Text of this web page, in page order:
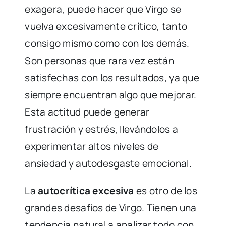
exagera, puede hacer que Virgo se
vuelva excesivamente crítico, tanto
consigo mismo como con los demás.
Son personas que rara vez están
satisfechas con los resultados, ya que
siempre encuentran algo que mejorar.
Esta actitud puede generar
frustración y estrés, llevándolos a
experimentar altos niveles de
ansiedad y autodesgaste emocional.
Laautocrítica excesiva es otro de los
grandes desafíos de Virgo. Tienen una